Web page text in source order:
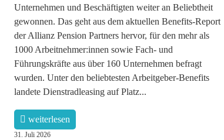
Unternehmen und Beschäftigten weiter an Beliebtheit
gewonnen. Das geht aus dem aktuellen Benefits-Report
der Allianz Pension Partners hervor, für den mehr als
1000 Arbeitnehmer:innen sowie Fach- und
Führungskräfte aus über 160 Unternehmen befragt
wurden. Unter den beliebtesten Arbeitgeber-Benefits
landete Dienstradleasing auf Platz...
weiterlesen
31. Juli 2026